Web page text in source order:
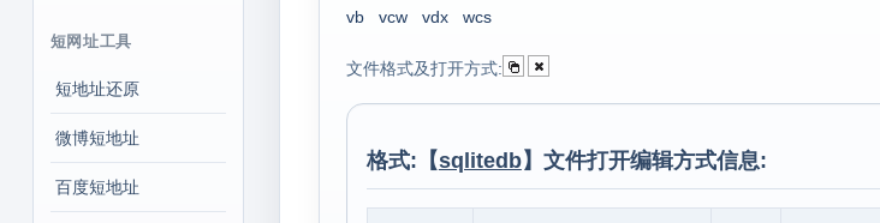
短网址工具
短地址还原
微博短地址
百度短地址
vb
vcw vdx wcs
文件格式及打开方式:
格式:【sqlitedb】文件打开编辑方式信息: